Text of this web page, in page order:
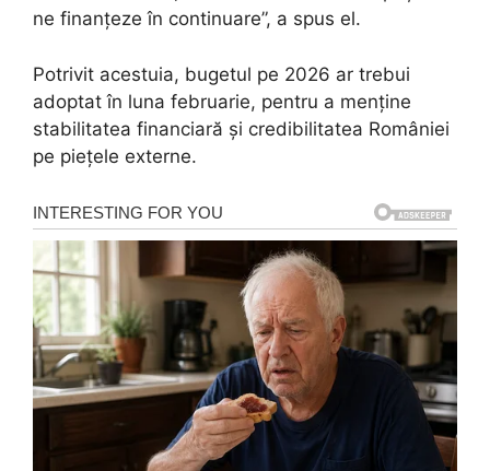
ne finanțeze în continuare”, a spus el.
Potrivit acestuia, bugetul pe 2026 ar trebui
adoptat în luna februarie, pentru a menține
stabilitatea financiară și credibilitatea României
pe piețele externe.